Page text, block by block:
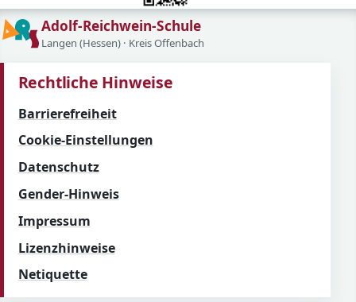
Adolf-Reichwein-Schule
Langen (Hessen) · Kreis Offenbach
Rechtliche Hinweise
Barrierefreiheit
Cookie-Einstellungen
Datenschutz
Gender-Hinweis
Impressum
Lizenzhinweise
Netiquette